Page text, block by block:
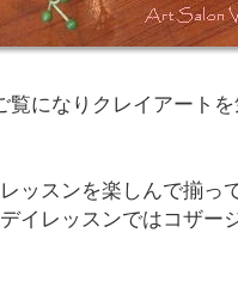
覧になりクレイアート
ッスンを楽しんで揃っ
イレッスンではコザ